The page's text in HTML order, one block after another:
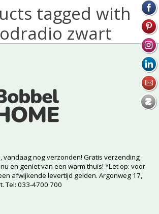
tagged with
zwart
vandaag nog verzonden! Gratis verzending
en geniet van een warm thuis! *Let op: voor
afwijkende levertijd gelden. Argonweg 17,
Tel: 033-4700 700